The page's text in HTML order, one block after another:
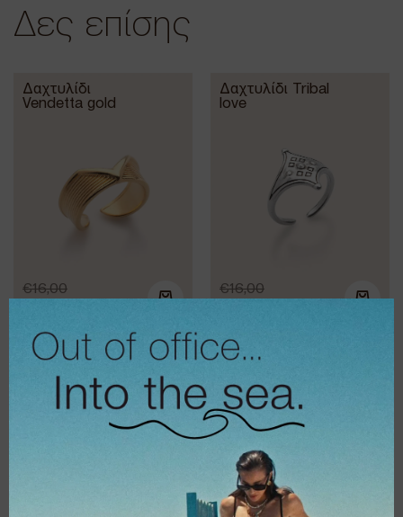
Δες επίσης
Δαχτυλίδι
Vendetta gold
€16,00
Δαχτυλίδι Tribal
love
€16,00
Δαχτυλίδι Buckle Δαχτυλίδι